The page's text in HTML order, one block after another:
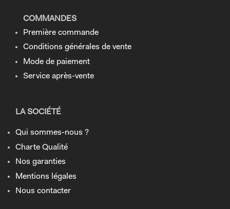
COMMANDES
Première commande
Conditions générales de vente
Mode de paiement
Service après-vente
LA SOCIÉTÉ
Qui sommes-nous ?
Charte Qualité
Nos garanties
Mentions légales
Nous contacter